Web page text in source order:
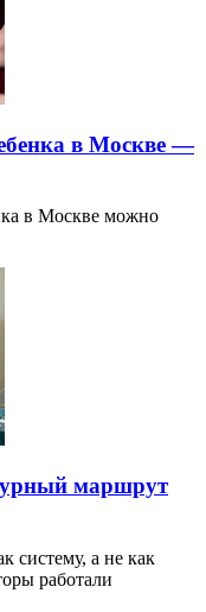
в Москве —
в Москве можно
маршрут
систему, а не как
работали